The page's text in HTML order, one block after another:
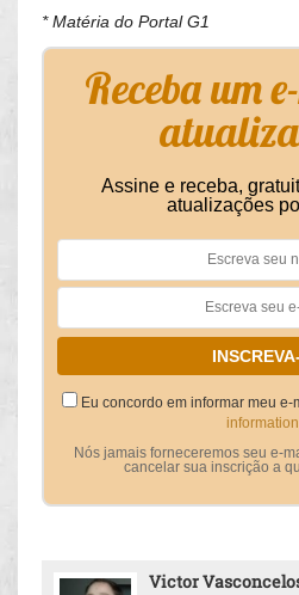
* Matéria do Portal G1
Receba um
Assine e receba,
atualizações
Eu concordo em informar meu e-
information
Nós jamais forneceremos seu e-
cancelar sua inscrição a
Victor